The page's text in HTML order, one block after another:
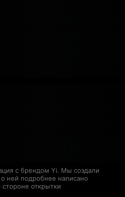
с брендом Yi. Мы создали
ней подробнее написано
стороне открытки